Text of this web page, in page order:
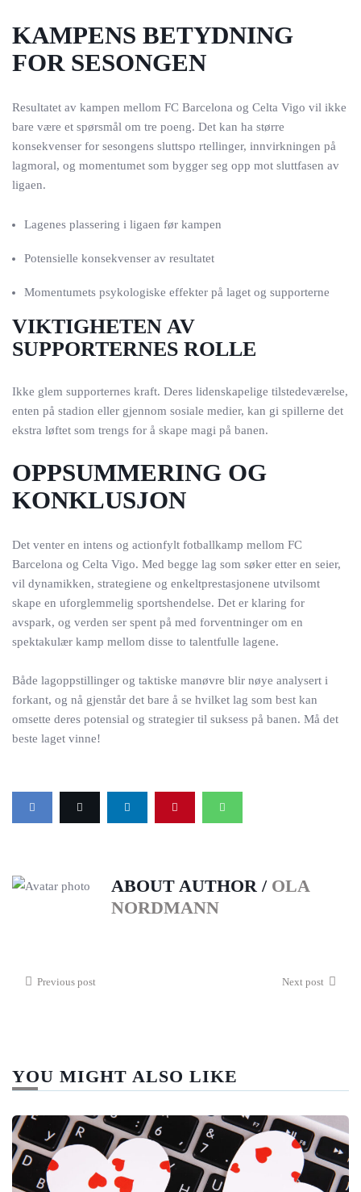
KAMPENS BETYDNING
FOR SESONGEN
Resultatet av kampen mellom FC Barcelona og Celta Vigo vil ikke
bare være et spørsmål om tre poeng. Det kan ha større
konsekvenser for sesongens sluttspo rtellinger, innvirkningen på
lagmoral, og momentumet som bygger seg opp mot sluttfasen av
ligaen.
Lagenes plassering i ligaen før kampen
Potensielle konsekvenser av resultatet
Momentumets psykologiske effekter på laget og supporterne
VIKTIGHETEN AV
SUPPORTERNES ROLLE
Ikke glem supporternes kraft. Deres lidenskapelige tilstedeværelse,
enten på stadion eller gjennom sosiale medier, kan gi spillerne det
ekstra løftet som trengs for å skape magi på banen.
OPPSUMMERING OG
KONKLUSJON
Det venter en intens og actionfylt fotballkamp mellom FC
Barcelona og Celta Vigo. Med begge lag som søker etter en seier,
vil dynamikken, strategiene og enkeltprestasjonene utvilsomt
skape en uforglemmelig sportshendelse. Det er klaring for
avspark, og verden ser spent på med forventninger om en
spektakulær kamp mellom disse to talentfulle lagene.
Både lagoppstillinger og taktiske manøvre blir nøye analysert i
forkant, og nå gjenstår det bare å se hvilket lag som best kan
omsette deres potensial og strategier til suksess på banen. Må det
beste laget vinne!
ABOUT AUTHOR / OLA
NORDMANN
Previous post Next post
YOU MIGHT ALSO LIKE